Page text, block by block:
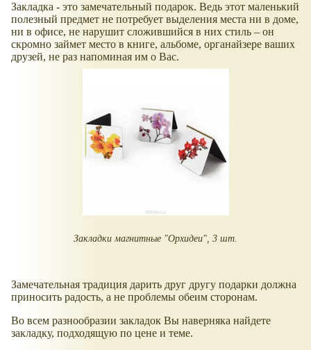
Закладка - это замечательный подарок. Ведь этот маленький
полезный предмет не потребует выделения места ни в доме,
ни в офисе, не нарушит сложившийся в них стиль – он
скромно займет место в книге, альбоме, органайзере ваших
друзей, не раз напоминая им о Вас.
Закладки магнитные "Орхидеи", 3 шт.
Замечательная традиция дарить друг другу подарки должна
приносить радость, а не проблемы обеим сторонам.
Во всем разнообразии закладок Вы наверняка найдете
закладку, подходящую по цене и теме.